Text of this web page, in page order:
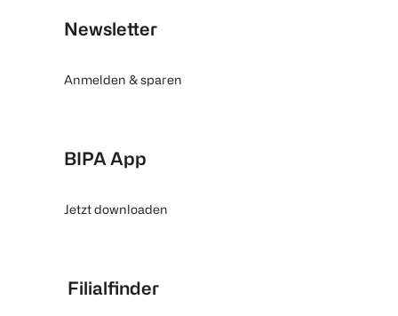
Newsletter
Anmelden & sparen
BIPA App
Jetzt downloaden
Filialfinder